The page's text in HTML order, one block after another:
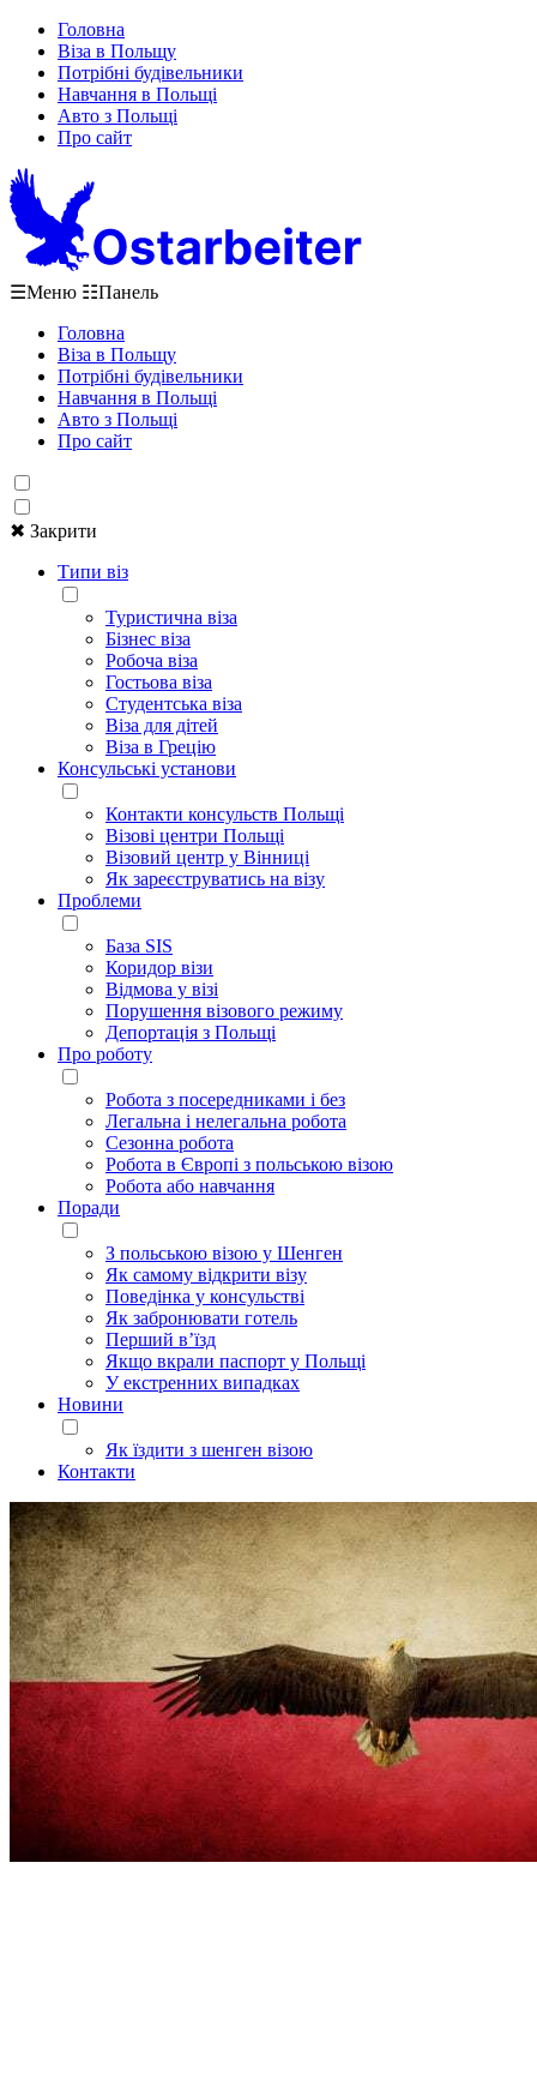
Головна
Віза в Польщу
Потрібні будівельники
Навчання в Польщі
Авто з Польщі
Про сайт
☰Меню ☷Панель
Головна
Віза в Польщу
Потрібні будівельники
Навчання в Польщі
Авто з Польщі
Про сайт
✖ Закрити
Типи віз
Туристична віза
Бізнес віза
Робоча віза
Гостьова віза
Студентська віза
Віза для дітей
Віза в Грецію
Консульські установи
Контакти консульств Польщі
Візові центри Польщі
Візовий центр у Вінниці
Як зареєструватись на візу
Проблеми
База SIS
Коридор візи
Відмова у візі
Порушення візового режиму
Депортація з Польщі
Про роботу
Робота з посередниками і без
Легальна і нелегальна робота
Сезонна робота
Робота в Європі з польською візою
Робота або навчання
Поради
З польською візою у Шенген
Як самому відкрити візу
Поведінка у консульстві
Як забронювати готель
Перший в’їзд
Якщо вкрали паспорт у Польщі
У екстренних випадках
Новини
Як їздити з шенген візою
Контакти